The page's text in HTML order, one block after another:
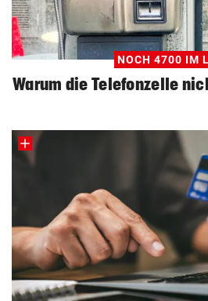
NOCH 4700 IM
Warum die Telefonzelle